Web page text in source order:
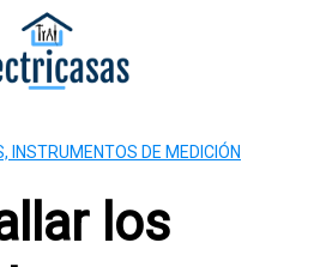
INSTRUMENTOS DE MEDICIÓN
los